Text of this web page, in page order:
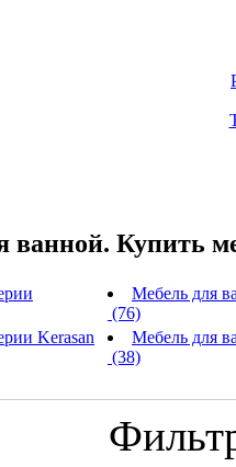
ванной. Купить
Мебель для
(76)
Kerasan
Мебель для
(38)